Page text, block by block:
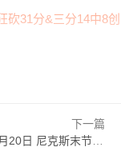
砍31分&三分14中8创
接杀死比赛！
比分！！
下一篇
分史诗级逆转&加时胜骑士 布伦森38+6 哈登16中5